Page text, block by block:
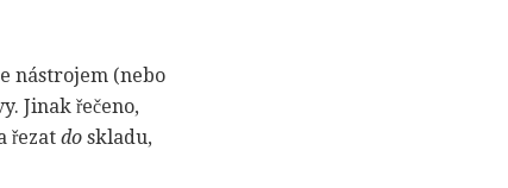
nástrojem (nebo
Jinak řečeno,
řezat do skladu,